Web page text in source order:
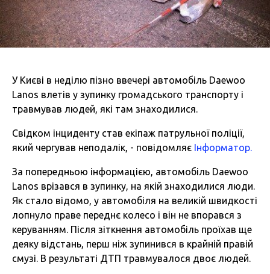
У Києві в неділю пізно ввечері автомобіль Daewoo
Lanos влетів у зупинку громадського транспорту і
травмував людей, які там знаходилися.
Свідком інциденту став екіпаж патрульної поліції,
який чергував неподалік, - повідомляє Інформатор.
За попередньою інформацією, автомобіль Daewoo
Lanos врізався в зупинку, на якій знаходилися люди.
Як стало відомо, у автомобіля на великій швидкості
лопнуло праве переднє колесо і він не впорався з
керуванням. Після зіткнення автомобіль проїхав ще
деяку відстань, перш ніж зупинився в крайній правій
смузі. В результаті ДТП травмувалося двоє людей.